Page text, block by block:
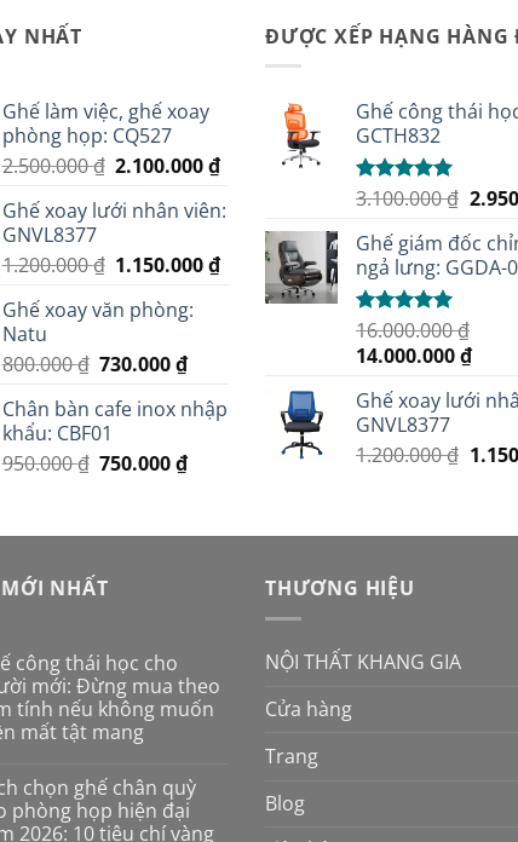
NHẤT
Ghế làm việc, ghế xoay
phòng họp: CQ527
2.500.000₫ Giá
là:
2.100.000₫Giá
tại
2.100.000 ₫.
Ghế xoay lưới nhân viên:
GNVL8377
1.200.000₫ Giá
là:
1.150.000₫Giá
Ghế xoay văn phòng:
Natu
800.000₫ Giá
là:
800.000 ₫.
730.000₫Giá
tại
730.000 ₫.
Chân bàn cafe inox nhập
khẩu: CBF01
950.000₫ Giá
950.000 ₫.
750.000₫Giá
là:
ĐƯỢC XẾP HẠNG HÀNG
Ghế công thái
GCTH832
Được xếp
5 sao
3.100.000₫ Giá
là:
Ghế giám đốc
ngả lưng: GGDA-
Được xếp
hạng5.00
5 sao
16.000.000₫
Giá
là:
16.000.000 ₫.
14.000.000₫Giá
tại
Ghế xoay lưới
GNVL8377
1.200.000₫ Giá
NHẤT
công thái học cho
mới: Đừng mua theo
tính nếu không muốn
mất tật mang
chọn ghế chân quỳ
phòng họp hiện đại
2026: 10 tiêu chí vàng
THƯƠNG HIỆU
NỘI THẤT KHANG GIA
Cửa hàng
Trang
Blog